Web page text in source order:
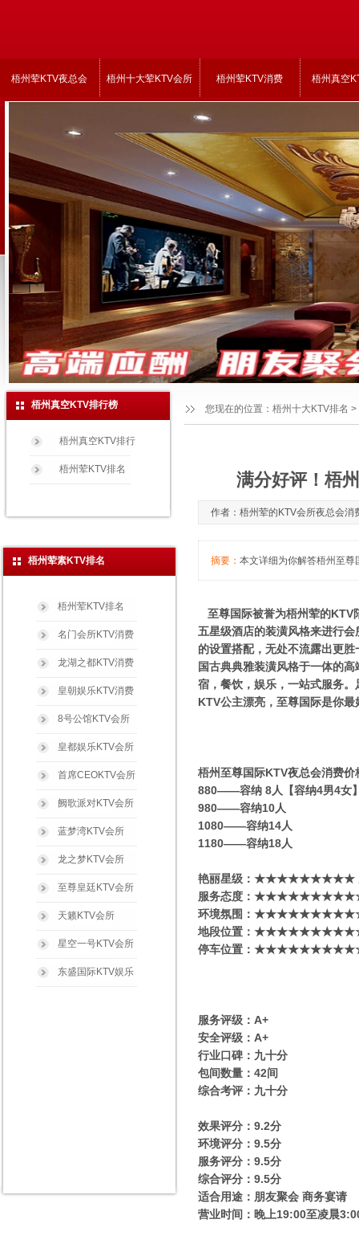
梧州荤KTV夜总会 梧州十大荤KTV会所 梧州荤KTV消费 梧州真空
您现在的位置： 梧州十大KTV排名 >
梧州真空KTV排行榜
梧州真空KTV排行
梧州荤KTV排名
满分好评！梧
作者：梧州荤的KTV会所夜总会
摘要： 本文详细为你解答梧州至
至尊国际被誉为梧州荤的KTV
五星级酒店的装潢风格来进行
的设置搭配，无处不流露出更
国古典典雅装潢风格于一体的
宿，餐饮，娱乐，一站式服务
KTV公主漂亮，至尊国际是你最
梧州至尊国际KTV夜总会消费价
880——容纳 8人【容纳4男4女
980——容纳10人
1080——容纳14人
1180——容纳18人
艳丽星级​‌‌：★★★★★★★★★
服务态度：★★★★★★★★★☆
环境氛围：★★★★★★★★★☆
地段位置：★★★★★★★★★☆
停车位置：★★★★★★★★★☆
服务评级：A+
安全评级：A+
行业口碑：九十分
包间数量：42间
综合考评：九十分
效果评分：9.2分
环境评分：9.5分
服务评分：9.5分
综合评分：9.5分
适合用途：朋友聚会 商务宴请
营业时间：晚上19:00至凌晨
梧州荤素KTV排名
梧州荤KTV排名
名门会所KTV消费
龙湖之都KTV消费
皇朝娱乐KTV消费
8号公馆KTV会所
皇都娱乐KTV会所
首席CEOKTV会所
阙歌派对KTV会所
蓝梦湾KTV会所
龙之梦KTV会所
至尊皇廷KTV会所
天籁KTV会所
星空一号KTV会所
东盛国际KTV娱乐